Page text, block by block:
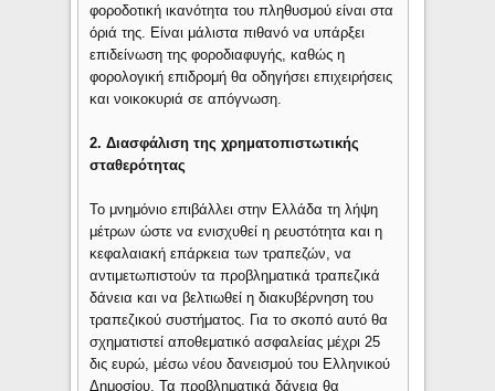
φοροδοτική ικανότητα του πληθυσμού είναι στα
όριά της. Είναι μάλιστα πιθανό να υπάρξει
επιδείνωση της φοροδιαφυγής, καθώς η
φορολογική επιδρομή θα οδηγήσει επιχειρήσεις
και νοικοκυριά σε απόγνωση.
2. Διασφάλιση της χρηματοπιστωτικής
σταθερότητας
Το μνημόνιο επιβάλλει στην Ελλάδα τη λήψη
μέτρων ώστε να ενισχυθεί η ρευστότητα και η
κεφαλαιακή επάρκεια των τραπεζών, να
αντιμετωπιστούν τα προβληματικά τραπεζικά
δάνεια και να βελτιωθεί η διακυβέρνηση του
τραπεζικού συστήματος. Για το σκοπό αυτό θα
σχηματιστεί αποθεματικό ασφαλείας μέχρι 25
δις ευρώ, μέσω νέου δανεισμού του Ελληνικού
Δημοσίου. Τα προβληματικά δάνεια θα